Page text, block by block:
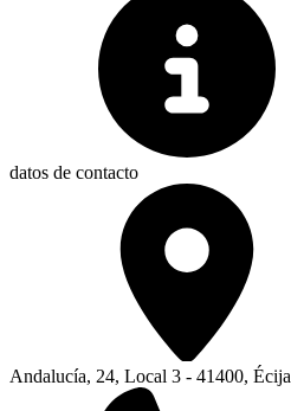
datos de contacto
Andalucía, 24, Local 3 - 41400, Écija